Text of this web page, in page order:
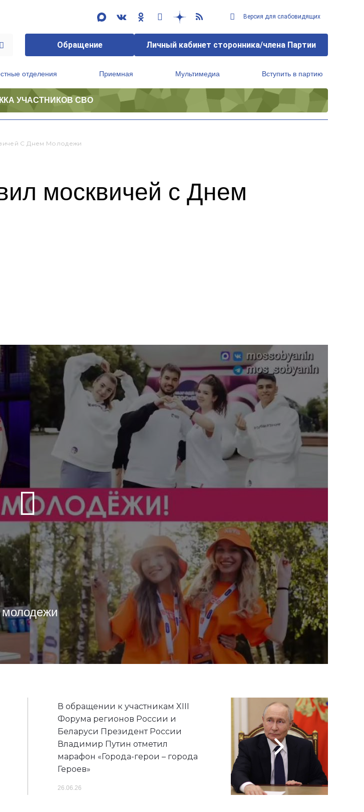
Версия для слабовидящих
Обращение Личный кабинет сторонника/члена Партии
отделения Приемная Мультимедиа Вступить в партию
УЧАСТНИКОВ СВО
С Днем Молодежи
москвичей с Днем
молодежи
В обращении к участникам XIII
Форума регионов России и
Беларуси Президент России
Владимир Путин отметил
марафон «Города-герои – города
Героев»
26.06.26